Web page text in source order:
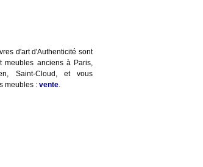
d'art d'Authenticité sont
meubles anciens à Paris,
Saint-Cloud, et vous
meubles : vente.